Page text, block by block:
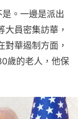
。一邊是派出
大員密集訪華，
華遏制方面，
歲的老人，他保